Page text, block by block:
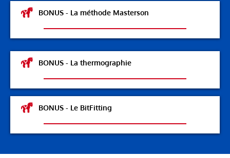
BONUS - La méthode Masterson
BONUS - La thermographie
BONUS - Le BitFitting